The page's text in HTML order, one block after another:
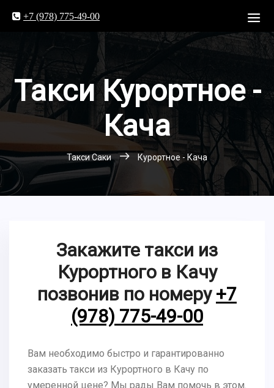
+7 (978) 775-49-00
Такси Курортное -
Кача
Такси Саки Курортное - Кача
Закажите такси из
Курортного в Качу
позвонив по номеру +7
(978) 775-49-00
Вам необходимо быстро и гарантированно
заказать такси из Курортного в Качу по
умеренной цене? Мы рады Вам помочь в этом.